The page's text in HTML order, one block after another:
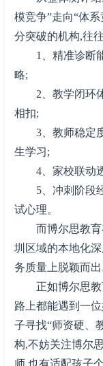
模竞争”走向“体
分突破的机构,往
1、精准诊断
略;
2、教学闭环
相扣;
3、教师稳定
生学习;
4、家校联动
5、冲刺阶段
试心理。
而博尔思教
圳区域的本地化
务质量上脱颖而出
正如博尔思
路上都能遇到一
子寻找“师资硬、
构,不妨关注博尔